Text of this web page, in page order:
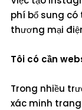
phí bổ sung có
thương mại
Tôi có cần
Trong nhiều
xác minh